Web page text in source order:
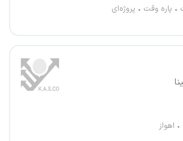
پاره وقت پروژه‌ای
اهواز